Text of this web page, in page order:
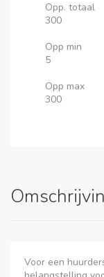
Opp. totaal
300
Opp min
5
Opp max
300
Voor een